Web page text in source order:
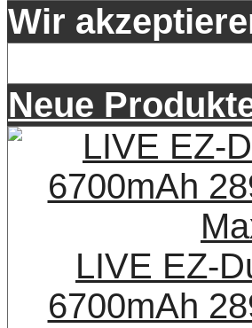
Wir
Neue
LIVE EZ-
6700mAh